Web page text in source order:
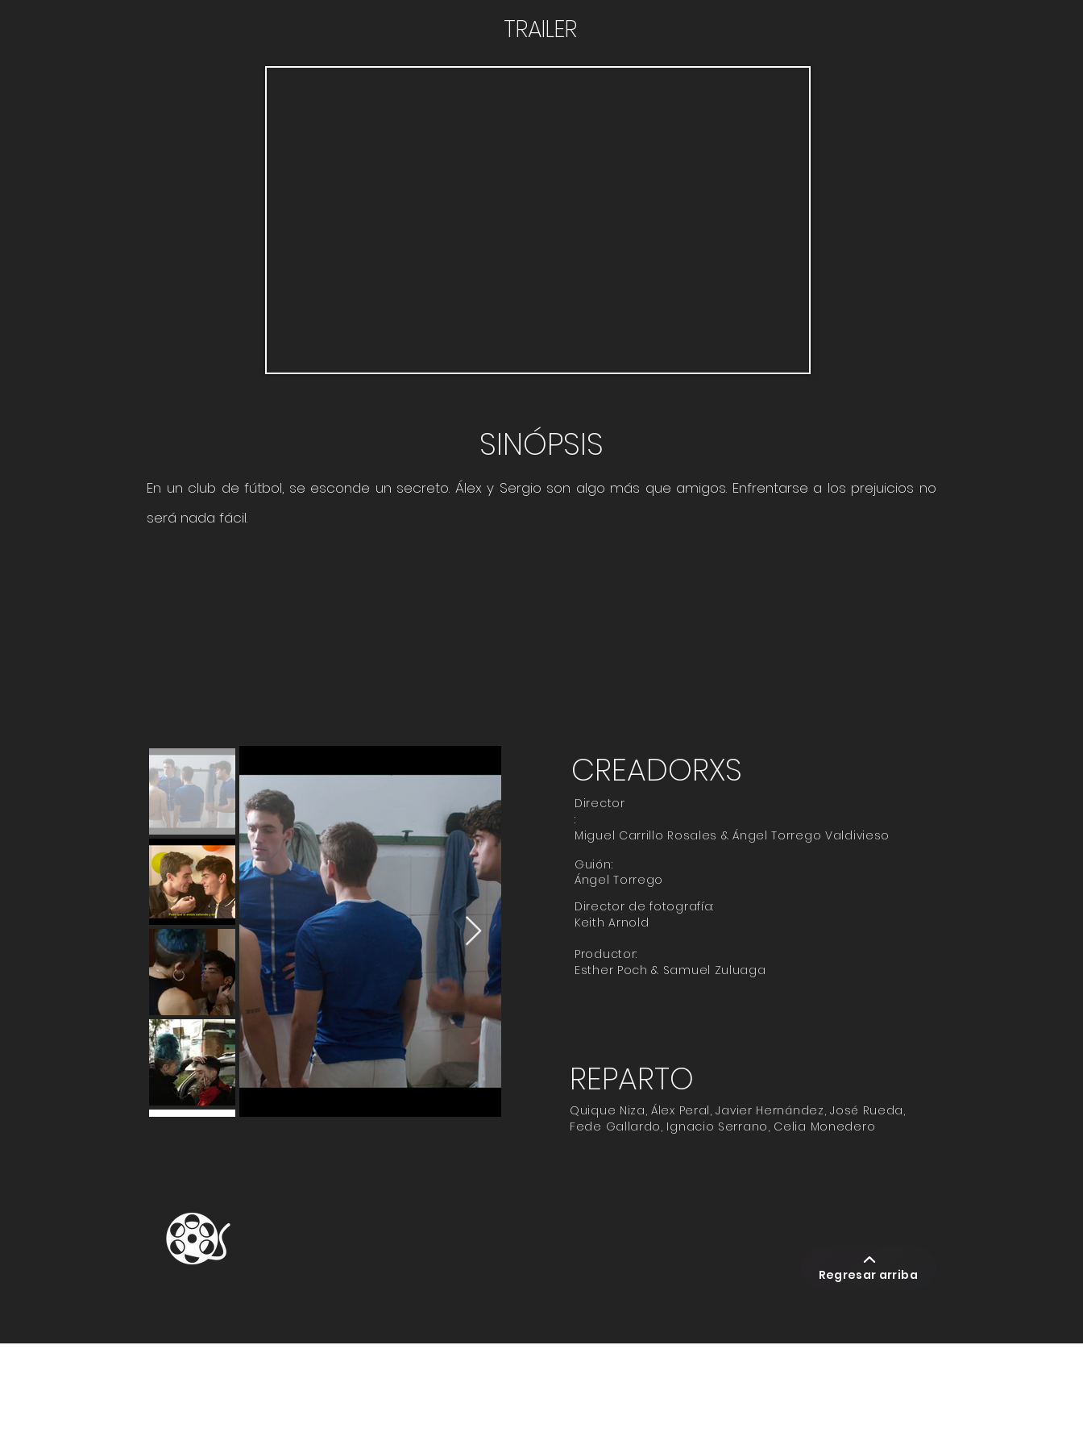
TRAILER
SINÓPSIS
En un club de fútbol, se esconde un secreto. Álex y Sergio son algo más que amigos. Enfrentarse a los prejuicios no
será nada fácil.
CREADORXS
Director
:
Miguel Carrillo Rosales & Ángel Torrego Valdivieso
Guión:
Ángel Torrego
Director de fotografía:
Keith Arnold
Productor:
Esther Poch & Samuel Zuluaga
REPARTO
Quique Niza, Álex Peral, Javier Hernández, José Rueda,
Fede Gallardo, Ignacio Serrano, Celia Monedero
Regresar arriba